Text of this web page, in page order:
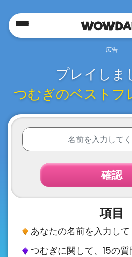
Home
Privacy
FAQ's
Conditions
About
us
プレイしま
つむぎのベストフ
確認
項目
あなたの名前を入力し
つむぎに関して、15の